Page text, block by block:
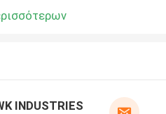
INDUSTRIES